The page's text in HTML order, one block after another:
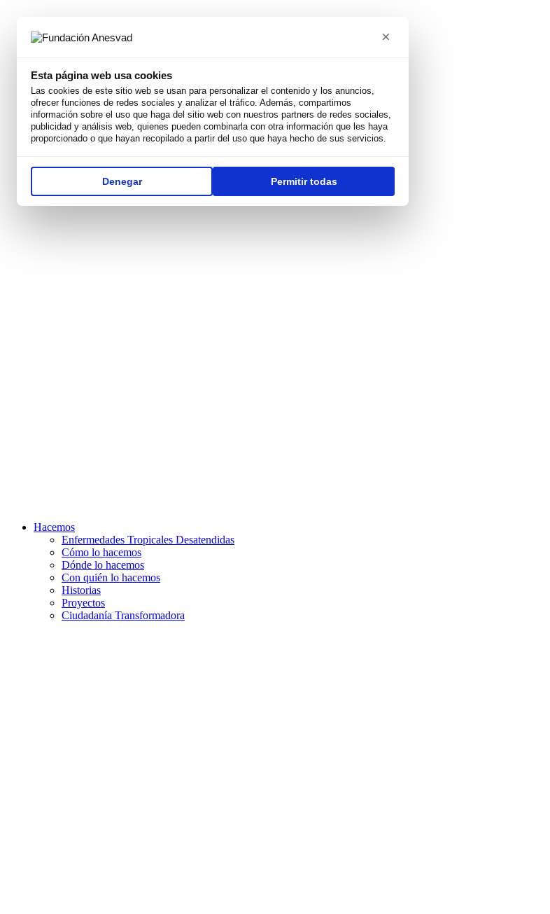
×
Esta página web usa cookies
Las cookies de este sitio web se usan para personalizar el contenido y los anuncios,
ofrecer funciones de redes sociales y analizar el tráfico. Además, compartimos
información sobre el uso que haga del sitio web con nuestros partners de redes sociales,
publicidad y análisis web, quienes pueden combinarla con otra información que les haya
proporcionado o que hayan recopilado a partir del uso que haya hecho de sus servicios.
Denegar Permitir todas
Somos
Por qué existimos
Nuestra Misión
Derechos Humanos
Premios
Transparentes
Publicaciones y recursos
Hacemos
Enfermedades Tropicales Desatendidas
Cómo lo hacemos
Dónde lo hacemos
Con quién lo hacemos
Historias
Proyectos
Ciudadanía Transformadora